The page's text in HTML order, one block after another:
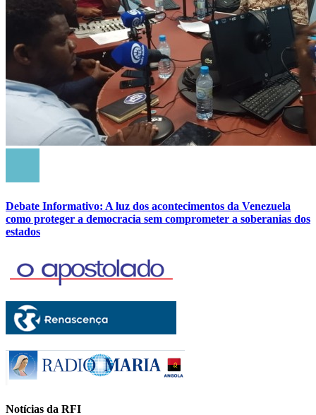
Debate Informativo: A luz dos acontecimentos da Venezuela
como proteger a democracia sem comprometer a soberanias dos
estados
Notícias da RFI